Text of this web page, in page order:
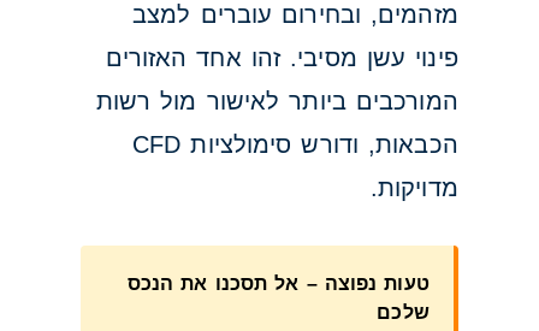
מזהמים, ובחירום עוברים למצב
פינוי עשן מסיבי. זהו אחד האזורים
המורכבים ביותר לאישור מול רשות
הכבאות, ודורש סימולציות CFD
מדויקות.
טעות נפוצה – אל תסכנו את הנכס
שלכם